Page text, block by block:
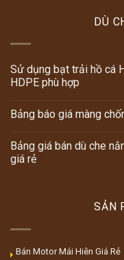
DÙ
Sử dụng bạt trải hồ cá
HDPE phù hợp
Bảng báo giá màng
Bảng giá bán dù che
giá rẻ
SẢN
Bán Motor Mái Hiên Giá Rẻ